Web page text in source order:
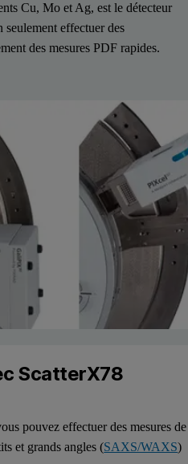
Cu, Mo et Ag, est le détecteur
seulement effectuer des
des mesures PDF rapides.
ScatterX78
pouvez effectuer des mesures de
et grands angles (SAXS/WAXS)